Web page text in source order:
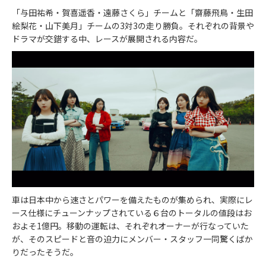
「与田祐希・賀喜遥香・遠藤さくら」チームと「齋藤飛鳥・生田
絵梨花・山下美月」チームの3対3の走り勝負。それぞれの背景や
ドラマが交錯する中、レースが展開される内容だ。
車は日本中から速さとパワーを備えたものが集められ、実際にレ
ース仕様にチューンナップされている６台のトータルの値段はお
およそ1億円。移動の運転は、それぞれオーナーが行なっていた
が、そのスピードと音の迫力にメンバー・スタッフ一同驚くばか
りだったそうだ。